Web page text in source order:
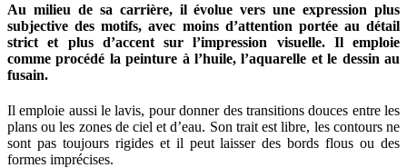
Au milieu de sa carrière, il évolue vers une expression plus
subjective des motifs, avec moins d’attention portée au détail
strict et plus d’accent sur l’impression visuelle. Il emploie
comme procédé la peinture à l’huile, l’aquarelle et le dessin au
fusain.
Il emploie aussi le lavis, pour donner des transitions douces entre les
plans ou les zones de ciel et d’eau. Son trait est libre, les contours ne
sont pas toujours rigides et il peut laisser des bords flous ou des
formes imprécises.